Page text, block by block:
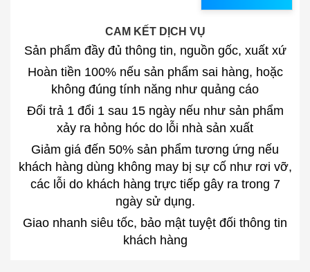
CAM KẾT DỊCH VỤ
Sản phẩm đầy đủ thông tin, nguồn gốc, xuất xứ
Hoàn tiền 100% nếu sản phẩm sai hàng, hoặc
không đúng tính năng như quảng cáo
Đổi trả 1 đổi 1 sau 15 ngày nếu như sản phẩm
xảy ra hỏng hóc do lỗi nhà sản xuất
Giảm giá đến 50% sản phẩm tương ứng nếu
khách hàng dùng không may bị sự cố như rơi vỡ,
các lỗi do khách hàng trực tiếp gây ra trong 7
ngày sử dụng.
Giao nhanh siêu tốc, bảo mật tuyệt đối thông tin
khách hàng